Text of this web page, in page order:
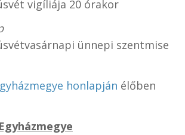
vigíliája 20 órakor
ünnepi szentmise
honlapján élőben